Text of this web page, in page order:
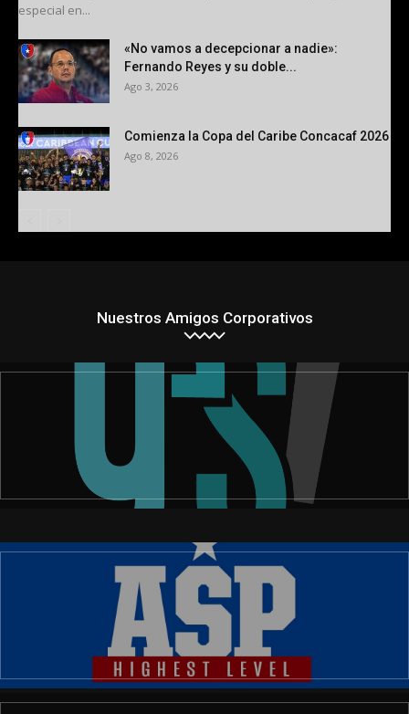
especial en...
«No vamos a decepcionar a nadie»:
Fernando Reyes y su doble...
Ago 3, 2026
Comienza la Copa del Caribe Concacaf 2026
Ago 8, 2026
Nuestros Amigos Corporativos